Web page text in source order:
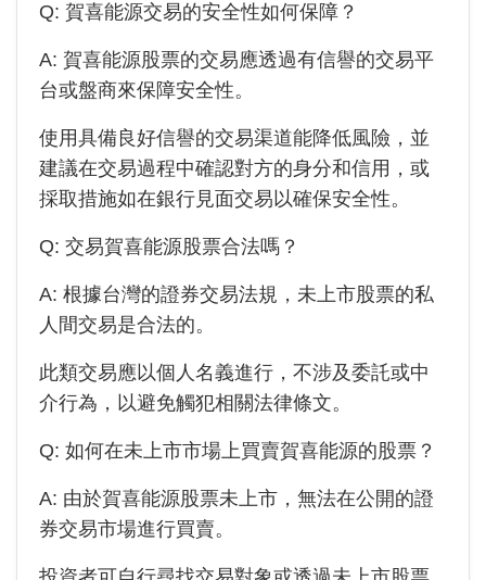
Q: 賀喜能源交易的安全性如何保障？
A: 賀喜能源股票的交易應透過有信譽的交易平
台或盤商來保障安全性。
使用具備良好信譽的交易渠道能降低風險，並
建議在交易過程中確認對方的身分和信用，或
採取措施如在銀行見面交易以確保安全性。
Q: 交易賀喜能源股票合法嗎？
A: 根據台灣的證券交易法規，未上市股票的私
人間交易是合法的。
此類交易應以個人名義進行，不涉及委託或中
介行為，以避免觸犯相關法律條文。
Q: 如何在未上市市場上買賣賀喜能源的股票？
A: 由於賀喜能源股票未上市，無法在公開的證
券交易市場進行買賣。